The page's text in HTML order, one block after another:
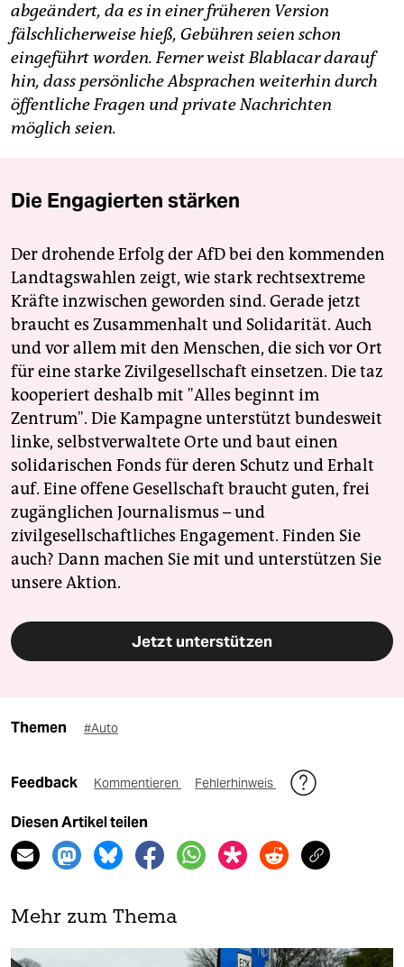
abgeändert, da es in einer früheren Version
fälschlicherweise hieß, Gebühren seien schon
eingeführt worden. Ferner weist Blablacar darauf
hin, dass persönliche Absprachen weiterhin durch
öffentliche Fragen und private Nachrichten
möglich seien.
Die Engagierten stärken
Der drohende Erfolg der AfD bei den kommenden
Landtagswahlen zeigt, wie stark rechtsextreme
Kräfte inzwischen geworden sind. Gerade jetzt
braucht es Zusammenhalt und Solidarität. Auch
und vor allem mit den Menschen, die sich vor Ort
für eine starke Zivilgesellschaft einsetzen. Die taz
kooperiert deshalb mit "Alles beginnt im
Zentrum". Die Kampagne unterstützt bundesweit
linke, selbstverwaltete Orte und baut einen
solidarischen Fonds für deren Schutz und Erhalt
auf. Eine offene Gesellschaft braucht guten, frei
zugänglichen Journalismus – und
zivilgesellschaftliches Engagement. Finden Sie
auch? Dann machen Sie mit und unterstützen Sie
unsere Aktion.
Jetzt unterstützen
Themen #Auto
Feedback Kommentieren Fehlerhinweis
Diesen Artikel teilen
Mehr zum Thema